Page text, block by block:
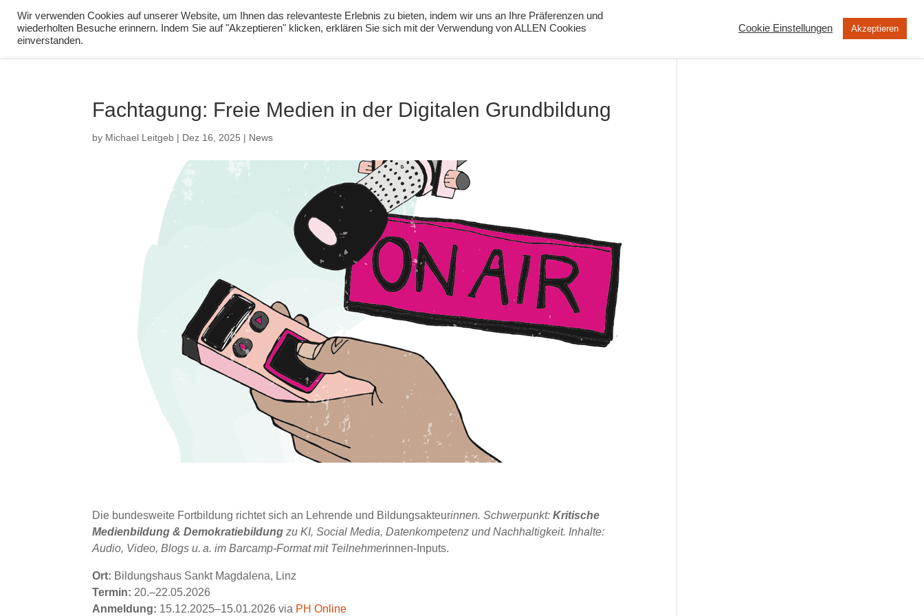
info@virtuelle-ph.at
Fachtagung: Freie Medien in der Digitalen Grundbildung
by Michael Leitgeb | Dez 16, 2025 | News
Die bundesweite Fortbildung richtet sich an Lehrende und Bildungsakteurinnen. Schwerpunkt:Kritische
Medienbildung & Demokratiebildung zu KI, Social Media, Datenkompetenz und Nachhaltigkeit. Inhalte:
Audio, Video, Blogs u. a. im Barcamp-Format mit Teilnehmerinnen-Inputs.
Ort: Bildungshaus Sankt Magdalena, Linz
Termin: 20.–22.05.2026
Anmeldung: 15.12.2025–15.01.2026 via PH Online
Wir verwenden Cookies auf unserer Website, um Ihnen das relevanteste Erlebnis zu bieten, indem wir uns an Ihre Präferenzen und
wiederholten Besuche erinnern. Indem Sie auf "Akzeptieren" klicken, erklären Sie sich mit der Verwendung von ALLEN Cookies
einverstanden.
Cookie Einstellungen Akzeptieren